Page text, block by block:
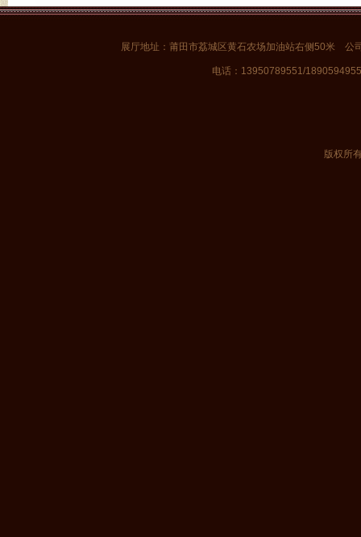
展厅地址：莆田市荔城区黄石农场加油站右侧50米 公
电话：13950789551/
版权所